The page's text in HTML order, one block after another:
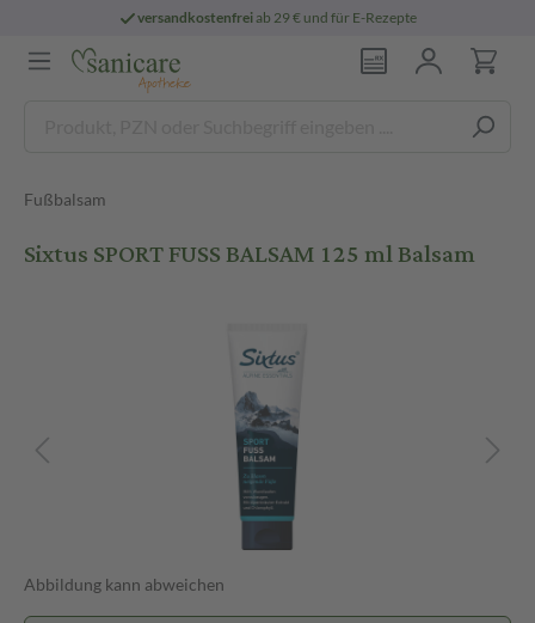
versandkostenfreiab 29 € und für E-Rezepte
Fußbalsam
Sixtus SPORT FUSS BALSAM 125 ml Balsam
Abbildung kann abweichen